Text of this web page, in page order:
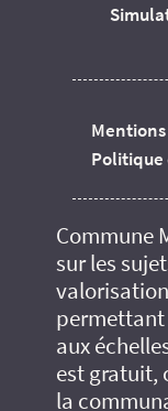
Commune
sur les
permettant
aux
est gratuit,
la